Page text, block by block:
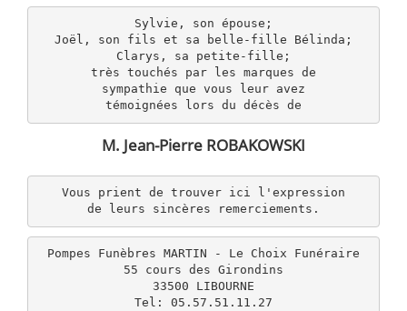
Sylvie, son épouse;
Joël, son fils et sa belle-fille Bélinda;
Clarys, sa petite-fille;
très touchés par les marques de
sympathie que vous leur avez
témoignées lors du décès de
M. Jean-Pierre ROBAKOWSKI
Vous prient de trouver ici l'expression
de leurs sincères remerciements.
Pompes Funèbres MARTIN - Le Choix Funéraire
55 cours des Girondins
33500 LIBOURNE
Tel: 05.57.51.11.27